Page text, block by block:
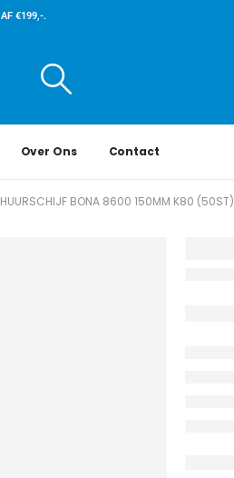
€199,-.
Over Ons Contact
BONA 8600 150MM K80 (50ST)